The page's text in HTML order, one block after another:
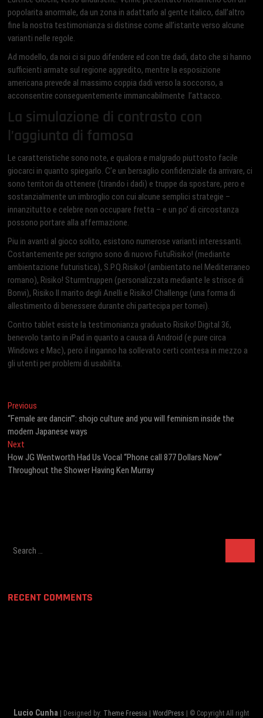
popolarita anormale, da un zona in adattarlo al gente italico, dall’altro
fine la nostra testimonianza si distinse come all’istante verso alcune
varianti nelle regole.
Ad modello, da noi ci si puo difendere ed con tre dadi, dato che si hanno
sufficienti armate sul regione aggredito, mentre la esposizione
americana prevede al massimo coppia dadi verso la soccorso, a
acconsentire conseguentemente immancabilmente l’attacco.
La simulazione di contrasto con
l’aggiunta di famosa
Le caratteristiche sono note, e qualora e malgrado piuttosto facile
giocarci in quanto spiegarlo. C’e un bersaglio confidenziale da arrivare, ci
sono territori da ottenere (tirando i dadi) e truppe da spostare, pero e
sostanzialmente un imbroglio con cui alcune semplici strategie –
innanzitutto e celebre non occupare fretta – e un po’ di circostanza
possono portare alla affermazione.
Piu in avanti al gioco solito, esistono numerose varianti interessanti.
Costantemente per scrigno sono di nuovo FutuRisiko! (mediante
ambientazione futuristica), S.P.Q.Risiko! (ambientato nel Mediterraneo
romano), Risiko! Sturmtruppen (personalizzata mediante le strisce di
Bonvi), Risiko Il marito degli Anelli e Risiko! Challenge (una forma di
allestimento di benessere durante chi partecipa per tornei).
Contro tablet esiste la testimonianza graduato Risiko! Digital 36,
benevolo tanto in iPad in quanto a causa di Android (e pure circa
Windows e Mac), pero il inganno ha sollevato certi contesa in mezzo a
gli utenti per problemi di usabilita.
Post
navigation
Previous
post:
“Female are dancin’”: shojo culture and you will feminism inside the
modern Japanese ways
Next
post:
How JG Wentworth Had Us Vocal “Phone call 877 Dollars Now”
Throughout the Shower Having Ken Murray
RECENT COMMENTS
Lucio Cunha | Designed by: Theme Freesia |WordPress | © Copyright All right